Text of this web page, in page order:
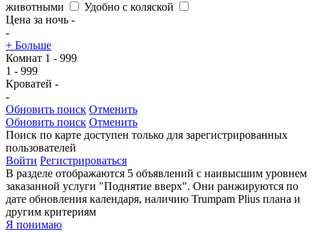
животными
Удобно с коляской
Цена за ночь -
-
+ Больше
Комнат 1 - 999
1 - 999
Кроватей -
-
Обновить поиск Отменить
Обновить поиск Отменить
Поиск по карте доступен только для зарегистрированных
пользователей
Войти Регистрироваться
В разделе отображаются 5 объявлений с наивысшим уровнем
заказанной услуги "Поднятие вверх". Они ранжируются по
дате обновления календаря, наличию Trumpam Plius плана и
другим критериям
Я понимаю